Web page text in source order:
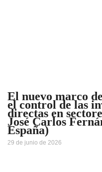
El nuevo marco
el control de las
directas en
José Carlos
España)
29 de junio de 2026